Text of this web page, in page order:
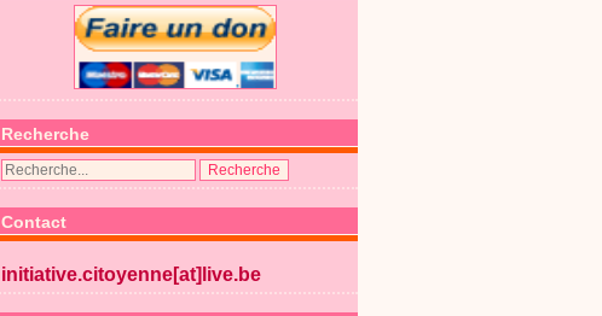
Recherche
Contact
initiative.citoyenne[at]live.be